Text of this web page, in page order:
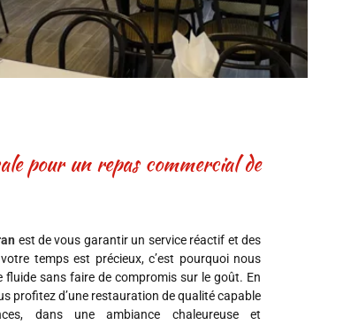
pour un repas commercial de
est de vous garantir un service réactif et des
temps est précieux, c’est pourquoi nous
sans faire de compromis sur le goût. En
profitez d’une restauration de qualité capable
dans une ambiance chaleureuse et